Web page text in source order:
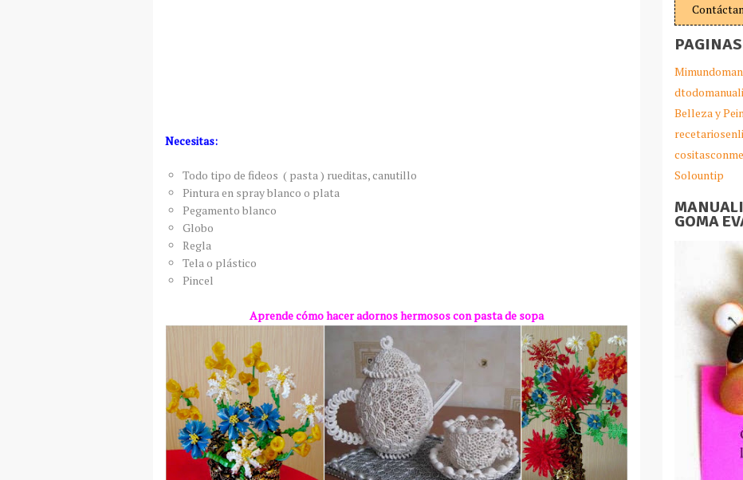
Necesitas:
Todo tipo de fideos ( pasta ) rueditas, canutillo
Pintura en spray blanco o plata
Pegamento blanco
Globo
Regla
Tela o plástico
Pincel
Aprende cómo hacer adornos hermosos con pasta de sopa
Belleza y
Solountip
GOMA